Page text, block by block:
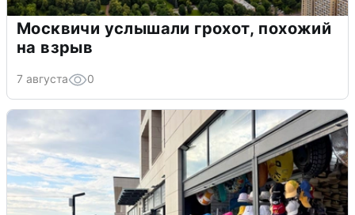
Москвичи услышали грохот, похожий
на взрыв
7 августа 0